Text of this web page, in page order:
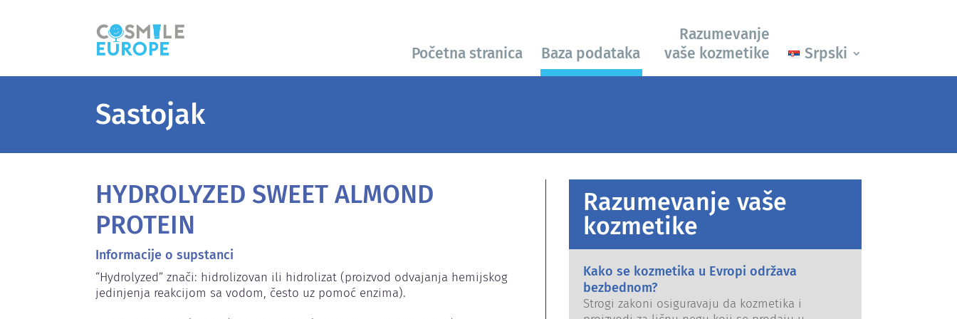
Početna stranica Baza podataka
Razumevanje
vaše kozmetike
Srpski
Sastojak
HYDROLYZED SWEET ALMOND
PROTEIN
Informacije o supstanci
“Hydrolyzed” znači: hidrolizovan ili hidrolizat (proizvod odvajanja hemijskog
jedinjenja reakcijom sa vodom, često uz pomoć enzima).
Razumevanje vaše
kozmetike
Kako se kozmetika u Evropi održava
bezbednom?
Strogi zakoni osiguravaju da kozmetika i